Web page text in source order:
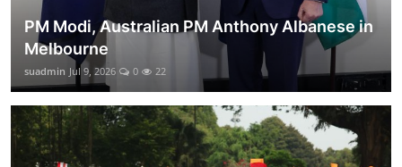
PM Modi, Australian PM Anthony Albanese in
Melbourne
suadmin Jul 9, 2026 0 22